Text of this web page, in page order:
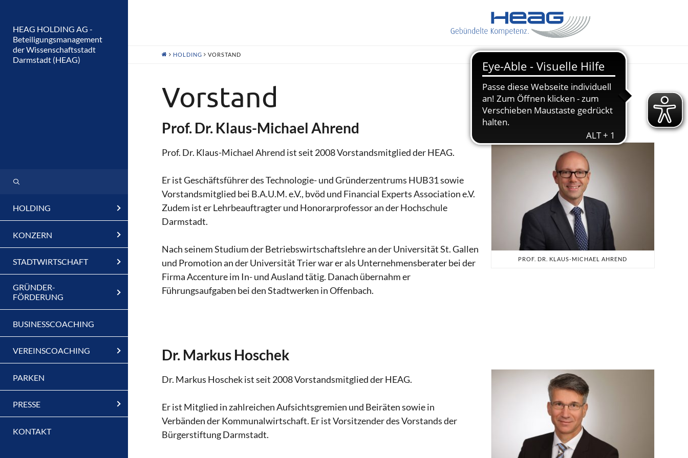
HEAG HOLDING AG -
Beteiligungsmanagement
der Wissenschaftsstadt
Darmstadt (HEAG)
HOLDING
KONZERN
STADTWIRTSCHAFT
GRÜNDER-
FÖRDERUNG
BUSINESSCOACHING
VEREINSCOACHING
PARKEN
PRESSE
KONTAKT
HEAG
HOLDING VORSTAND
Vorstand
Prof. Dr. Klaus-Michael Ahrend
PROF. DR. KLAUS-MICHAEL AHREND
Prof. Dr. Klaus-Michael Ahrend ist seit 2008 Vorstandsmitglied der HEAG.
Er ist Geschäftsführer des Technologie- und Gründerzentrums HUB31 sowie
Vorstandsmitglied bei B.A.U.M. e.V., bvöd und Financial Experts Association e.V.
Zudem ist er Lehrbeauftragter und Honorarprofessor an der Hochschule
Darmstadt.
Nach seinem Studium der Betriebswirtschaftslehre an der Universität St. Gallen
und Promotion an der Universität Trier war er als Unternehmensberater bei der
Firma Accenture im In- und Ausland tätig. Danach übernahm er
Führungsaufgaben bei den Stadtwerken in Offenbach.
Dr. Markus Hoschek
Dr. Markus Hoschek ist seit 2008 Vorstandsmitglied der HEAG.
Er ist Mitglied in zahlreichen Aufsichtsgremien und Beiräten sowie in
Verbänden der Kommunalwirtschaft. Er ist Vorsitzender des Vorstands der
Bürgerstiftung Darmstadt.